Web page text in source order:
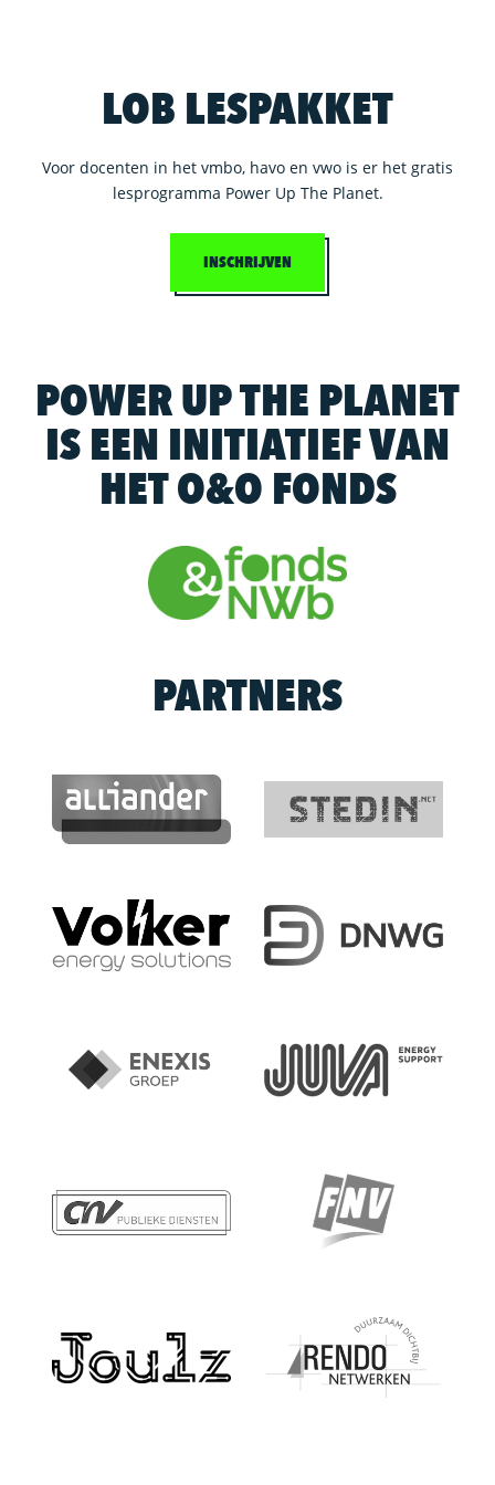
LOB LESPAKKET
Voor docenten in het vmbo, havo en vwo is er het gratis
lesprogramma Power Up The Planet.
INSCHRIJVEN
POWER UP THE PLANET
IS EEN INITIATIEF VAN
HET O&O FONDS
PARTNERS